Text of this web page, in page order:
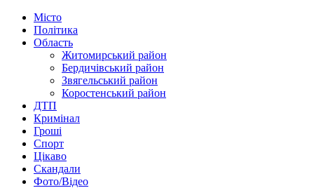
Місто
Політика
Область
Житомирський район
Бердичівський район
Звягельський район
Коростенський район
ДТП
Кримінал
Гроші
Спорт
Цікаво
Скандали
Фото/Відео